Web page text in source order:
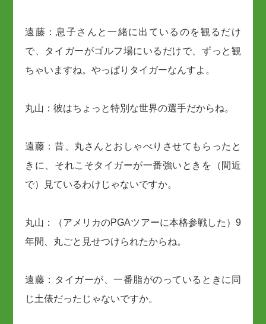
遠藤：息子さんと一緒に出ているのを観るだけ
で、タイガーがゴルフ場にいるだけで、ずっと観
ちゃいますね。やっぱりタイガーなんすよ。
丸山：彼はちょっと特別な世界の選手だからね。
遠藤：昔、丸さんとおしゃべりさせてもらったと
きに、それこそタイガーが一番強いときを（間近
で）見ているわけじゃないですか。
丸山：（アメリカのPGAツアーに本格参戦した）9
年間、丸ごと見せつけられたからね。
遠藤：タイガーが、一番脂がのっているときに同
じ土俵だったじゃないですか。